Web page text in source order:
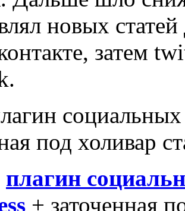
новых
затем
под холивар
плагин
+ заточенная